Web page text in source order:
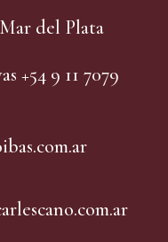
del Plata
+54 9 11 7079